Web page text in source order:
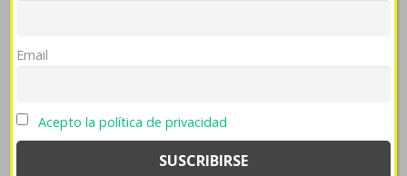
580 conservador- revistas para ppp láser.
https://farmaciapilarica.es/pilaricameds-kamagra-oral-jelly-100mg/
>>farmaciapilarica.es>>ventolin precio farmacia argentina>>
precio valaciclovir 500mg 1000mg>>stromectol comprar online al
Email
Acepto la política de privacidad